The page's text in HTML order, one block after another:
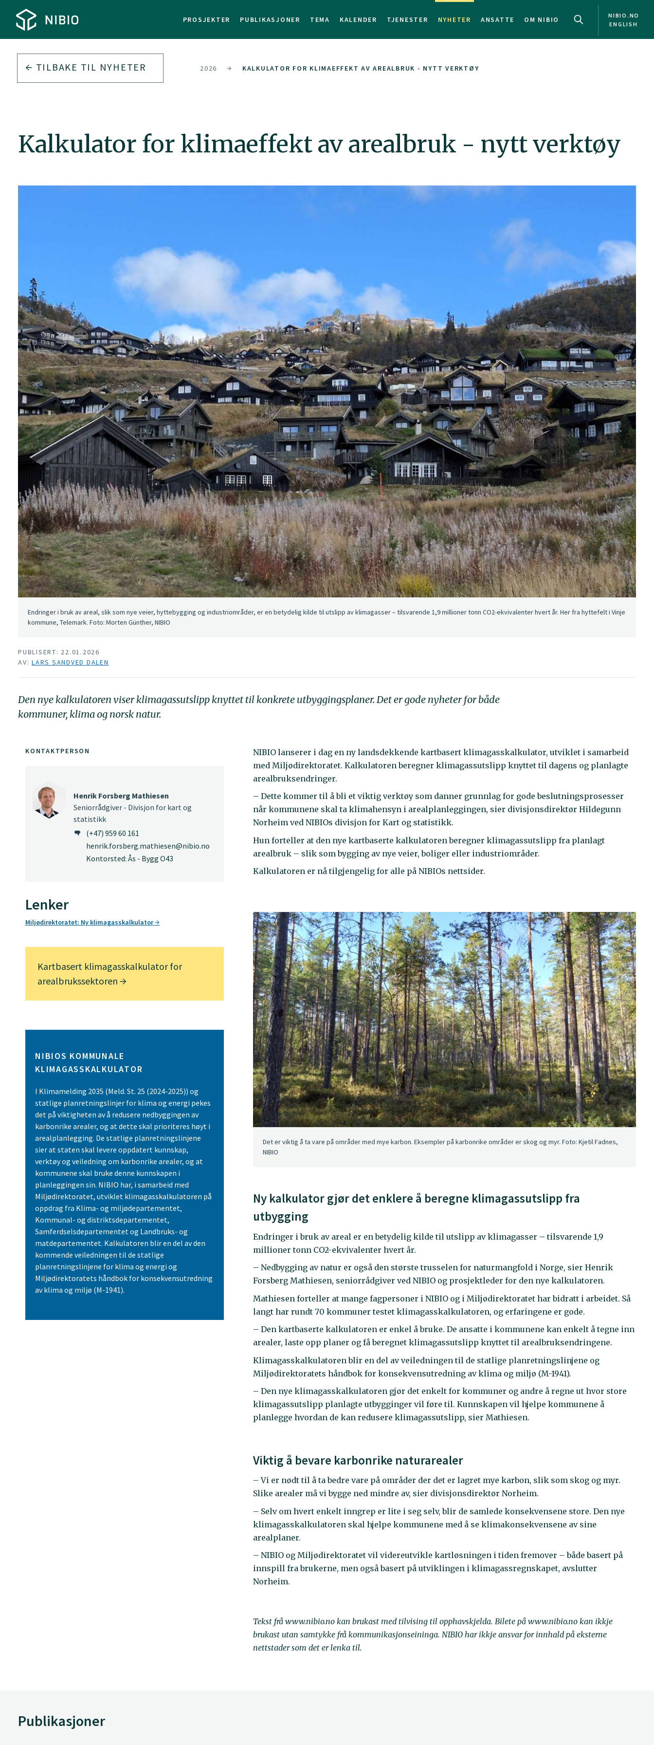
PROSJEKTER PUBLIKASJONER TEMA KALENDER TJENESTER NYHETER ANSATTE OM NIBIO
NIBIO.NO
ENGLISH
TILBAKE TIL NYHETER 2026 KALKULATOR FOR KLIMAEFFEKT AV AREALBRUK - NYTT VERKTØY
Kalkulator for klimaeffekt av arealbruk - nytt verktøy
Endringer i bruk av areal, slik som nye veier, hyttebygging og industriområder, er en betydelig kilde til utslipp av klimagasser – tilsvarende 1,9 millioner tonn CO2-ekvivalenter hvert år. Her fra hyttefelt i Vinje
kommune, Telemark. Foto: Morten Günther, NIBIO
PUBLISERT: 22.01.2026
AV: LARS SANDVED DALEN
Den nye kalkulatoren viser klimagassutslipp knyttet til konkrete utbyggingsplaner. Det er gode nyheter for både
kommuner, klima og norsk natur.
NIBIO lanserer i dag en ny landsdekkende kartbasert klimagasskalkulator, utviklet i samarbeid
med Miljødirektoratet. Kalkulatoren beregner klimagassutslipp knyttet til dagens og planlagte
arealbruksendringer.
– Dette kommer til å bli et viktig verktøy som danner grunnlag for gode beslutningsprosesser
når kommunene skal ta klimahensyn i arealplanleggingen, sier divisjonsdirektør Hildegunn
Norheim ved NIBIOs divisjon for Kart og statistikk.
Hun forteller at den nye kartbaserte kalkulatoren beregner klimagassutslipp fra planlagt
arealbruk – slik som bygging av nye veier, boliger eller industriområder.
Kalkulatoren er nå tilgjengelig for alle på NIBIOs nettsider.
Det er viktig å ta vare på områder med mye karbon. Eksempler på karbonrike områder er skog og myr. Foto: Kjetil Fadnes,
NIBIO
Ny kalkulator gjør det enklere å beregne klimagassutslipp fra
utbygging
Endringer i bruk av areal er en betydelig kilde til utslipp av klimagasser – tilsvarende 1,9
millioner tonn CO2-ekvivalenter hvert år.
– Nedbygging av natur er også den største trusselen for naturmangfold i Norge, sier Henrik
Forsberg Mathiesen, seniorrådgiver ved NIBIO og prosjektleder for den nye kalkulatoren.
Mathiesen forteller at mange fagpersoner i NIBIO og i Miljødirektoratet har bidratt i arbeidet. Så
langt har rundt 70 kommuner testet klimagasskalkulatoren, og erfaringene er gode.
– Den kartbaserte kalkulatoren er enkel å bruke. De ansatte i kommunene kan enkelt å tegne inn
arealer, laste opp planer og få beregnet klimagassutslipp knyttet til arealbruksendringene.
Klimagasskalkulatoren blir en del av veiledningen til de statlige planretningslinjene og
Miljødirektoratets håndbok for konsekvensutredning av klima og miljø (M-1941).
– Den nye klimagasskalkulatoren gjør det enkelt for kommuner og andre å regne ut hvor store
klimagassutslipp planlagte utbygginger vil føre til. Kunnskapen vil hjelpe kommunene å
planlegge hvordan de kan redusere klimagassutslipp, sier Mathiesen.
Viktig å bevare karbonrike naturarealer
– Vi er nødt til å ta bedre vare på områder der det er lagret mye karbon, slik som skog og myr.
Slike arealer må vi bygge ned mindre av, sier divisjonsdirektør Norheim.
– Selv om hvert enkelt inngrep er lite i seg selv, blir de samlede konsekvensene store. Den nye
klimagasskalkulatoren skal hjelpe kommunene med å se klimakonsekvensene av sine
arealplaner.
– NIBIO og Miljødirektoratet vil videreutvikle kartløsningen i tiden fremover – både basert på
innspill fra brukerne, men også basert på utviklingen i klimagassregnskapet, avslutter
Norheim.
KONTAKTPERSON
Henrik Forsberg Mathiesen
Seniorrådgiver - Divisjon for kart og
statistikk
(+47) 959 60 161
henrik.forsberg.mathiesen@nibio.no
Kontorsted: Ås - Bygg O43
Lenker
Miljødirektoratet: Ny klimagasskalkulator
Kartbasert klimagasskalkulator for
arealbrukssektoren
NIBIOS KOMMUNALE
KLIMAGASSKALKULATOR
I Klimamelding 2035 (Meld. St. 25 (2024-2025)) og
statlige planretningslinjer for klima og energi pekes
det på viktigheten av å redusere nedbyggingen av
karbonrike arealer, og at dette skal prioriteres høyt i
arealplanlegging. De statlige planretningslinjene
sier at staten skal levere oppdatert kunnskap,
verktøy og veiledning om karbonrike arealer, og at
kommunene skal bruke denne kunnskapen i
planleggingen sin. NIBIO har, i samarbeid med
Miljødirektoratet, utviklet klimagasskalkulatoren på
oppdrag fra Klima- og miljødepartementet,
Kommunal- og distriktsdepartementet,
Samferdselsdepartementet og Landbruks- og
matdepartementet. Kalkulatoren blir en del av den
kommende veiledningen til de statlige
planretningslinjene for klima og energi og
Miljødirektoratets håndbok for konsekvensutredning
av klima og miljø (M-1941).
Tekst frå www.nibio.no kan brukast med tilvising til opphavskjelda. Bilete på www.nibio.no kan ikkje
brukast utan samtykke frå kommunikasjonseininga. NIBIO har ikkje ansvar for innhald på eksterne
nettstader som det er lenka til.
Publikasjoner